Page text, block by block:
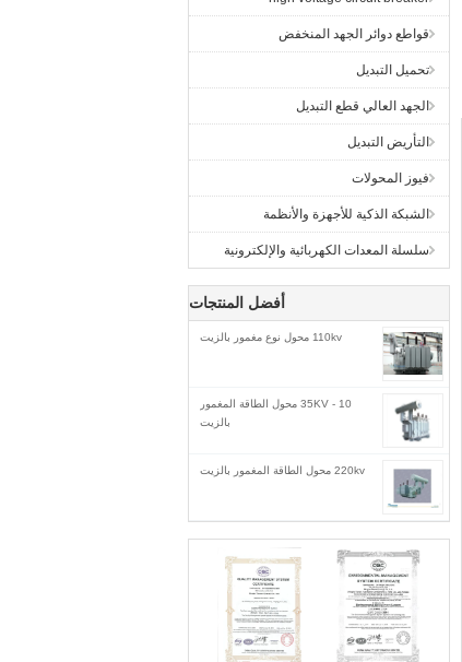
قواطع دوائر الجهد المنخفض
تحميل التبديل
الجهد العالي قطع التبديل
التأريض التبديل
فيوز المحولات
الشبكة الذكية للأجهزة والأنظمة
سلسلة المعدات الكهربائية والإلكترونية
أفضل المنتجات
110kv محول نوع مغمور بالزيت
10 - 35KV محول الطاقة المغمور
بالزيت
220kv محول الطاقة المغمور بالزيت